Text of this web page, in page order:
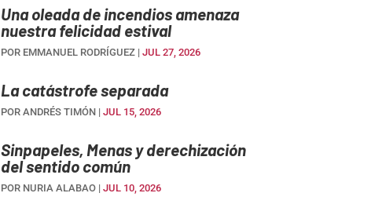
Una oleada de incendios amenaza
nuestra felicidad estival
POR EMMANUEL RODRÍGUEZ| JUL 27, 2026
La catástrofe separada
POR ANDRÉS TIMÓN| JUL 15, 2026
Sinpapeles, Menas y derechización
del sentido común
POR NURIA ALABAO| JUL 10, 2026